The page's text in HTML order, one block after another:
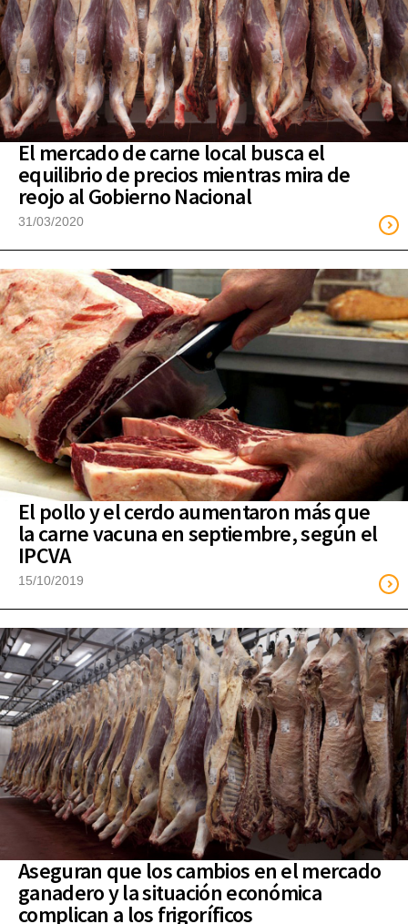
El mercado de carne local busca el
equilibrio de precios mientras mira de
reojo al Gobierno Nacional
31/03/2020
El pollo y el cerdo aumentaron más que
la carne vacuna en septiembre, según el
IPCVA
15/10/2019
Aseguran que los cambios en el mercado
ganadero y la situación económica
complican a los frigoríficos